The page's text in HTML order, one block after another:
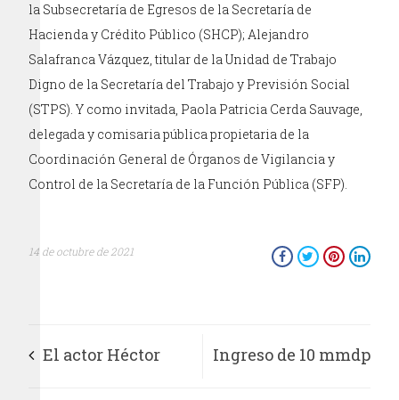
la Subsecretaría de Egresos de la Secretaría de
Hacienda y Crédito Público (SHCP); Alejandro
Salafranca Vázquez, titular de la Unidad de Trabajo
Digno de la Secretaría del Trabajo y Previsión Social
(STPS). Y como invitada, Paola Patricia Cerda Sauvage,
delegada y comisaria pública propietaria de la
Coordinación General de Órganos de Vigilancia y
Control de la Secretaría de la Función Pública (SFP).
14 de octubre de 2021
El actor Héctor Ingreso de 10 mmdp